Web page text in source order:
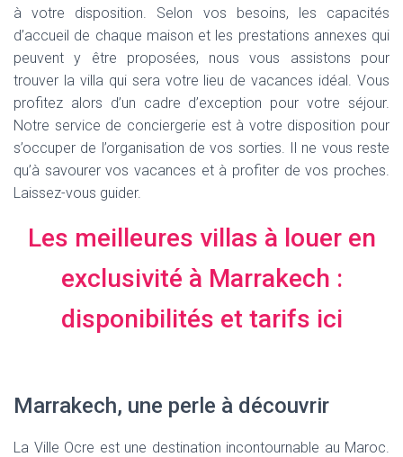
à votre disposition. Selon vos besoins, les capacités
d’accueil de chaque maison et les prestations annexes qui
peuvent y être proposées, nous vous assistons pour
trouver la villa qui sera votre lieu de vacances idéal. Vous
profitez alors d’un cadre d’exception pour votre séjour.
Notre service de conciergerie est à votre disposition pour
s’occuper de l’organisation de vos sorties. Il ne vous reste
qu’à savourer vos vacances et à profiter de vos proches.
Laissez-vous guider.
Les meilleures villas à louer en
exclusivité à Marrakech :
disponibilités et tarifs ici
Marrakech, une perle à découvrir
La Ville Ocre est une destination incontournable au Maroc.